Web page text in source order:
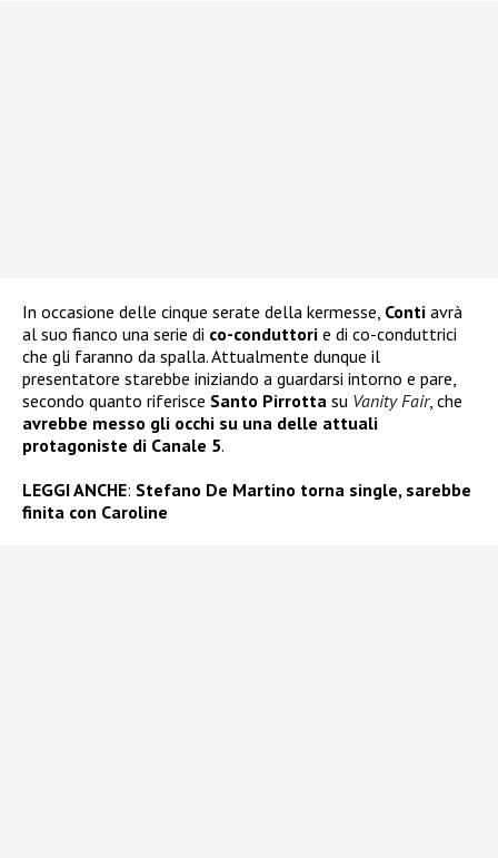
In occasione delle cinque serate della kermesse, Conti avrà
al suo fianco una serie di co-conduttori e di co-conduttrici
che gli faranno da spalla. Attualmente dunque il
presentatore starebbe iniziando a guardarsi intorno e pare,
secondo quanto riferisce Santo Pirrotta su Vanity Fair, che
avrebbe messo gli occhi su una delle attuali
protagoniste di Canale 5.
LEGGI ANCHE: Stefano De Martino torna single, sarebbe
finita con Caroline